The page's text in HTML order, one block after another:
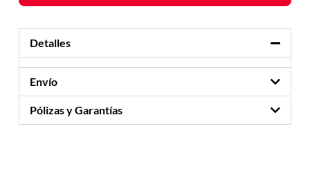
Detalles
Envío
Pólizas y Garantías